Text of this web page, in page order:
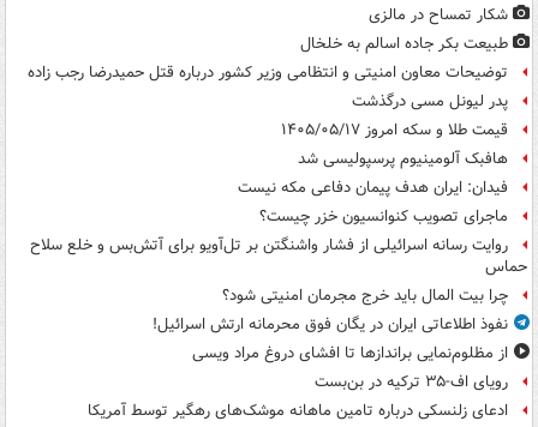
شکار تمساح در مالزی
طبیعت بکر جاده اسالم به خلخال
توضیحات معاون امنیتی و انتظامی وزیر کشور درباره قتل حمیدرضا رجب زاده
پدر لیونل مسی درگذشت
قیمت طلا و سکه امروز ۱۴۰۵/۰۵/۱۷
هافبک آلومینیوم پرسپولیسی شد
فیدان: ایران هدف پیمان دفاعی مکه نیست
ماجرای تصویب کنوانسیون خزر چیست؟
روایت رسانه اسرائیلی از فشار واشنگتن بر تل‌آویو برای آتش‌بس و خلع سلاح
حماس
چرا بیت المال باید خرج مجرمان امنیتی شود؟
نفوذ اطلاعاتی ایران در یگان فوق محرمانه ارتش اسرائیل!
از مظلوم‌نمایی براندازها تا افشای دروغ مراد ویسی
رویای اف-۳۵ ترکیه در بن‌بست
ادعای زلنسکی درباره تامین ماهانه موشک‌های رهگیر توسط آمریکا